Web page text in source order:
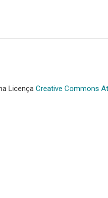
Licença Creative Commons